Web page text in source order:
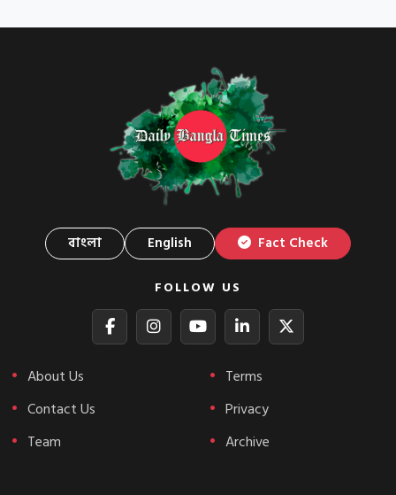
বাংলা English Fact Check
FOLLOW US
About Us
Contact Us
Team
Terms
Privacy
Archive